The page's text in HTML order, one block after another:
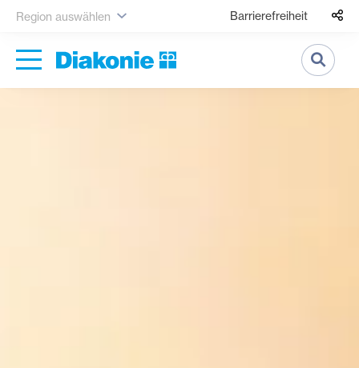
Region auswählen Barrierefreiheit
Suche